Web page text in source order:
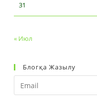
31
« Июл
Блогқа Жазылу
Email